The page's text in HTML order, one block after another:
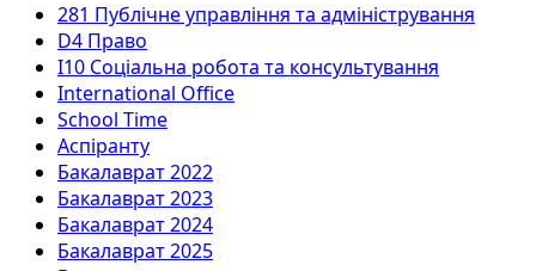
281 Публічне управління та адміністрування
D4 Право
I10 Соціальна робота та консультування
International Office
School Time
Аспіранту
Бакалаврат 2022
Бакалаврат 2023
Бакалаврат 2024
Бакалаврат 2025